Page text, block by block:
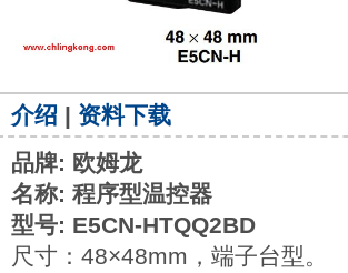
介绍 | 资料下载
品牌: 欧姆龙
名称: 程序型温控器
型号: E5CN-HTQQ2BD
尺寸：48×48mm，端子台型。